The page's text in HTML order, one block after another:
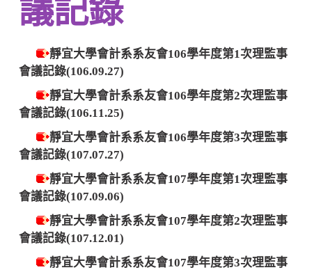
議記錄
靜宜大學會計系系友會106學年度第1次理監事
會議記錄(106.09.27)
靜宜大學會計系系友會106學年度第2次理監事
會議記錄(106.11.25)
靜宜大學會計系系友會106學年度第3次理監事
會議記錄(107.07.27)
靜宜大學會計系系友會107學年度第1次理監事
會議記錄(107.09.06)
靜宜大學會計系系友會107學年度第2次理監事
會議記錄(107.12.01)
靜宜大學會計系系友會107學年度第3次理監事